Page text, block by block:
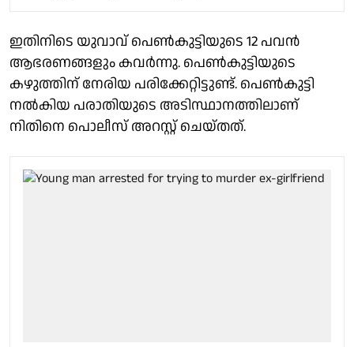
ഇതിനിടെ യുവാവ് പെൺകുട്ടിയുടെ 12 പവൻ
ആഭരണങ്ങളും കവർന്നു. പെൺകുട്ടിയുടെ
കഴുത്തിന് നേരിയ പരിക്കേറ്റിട്ടുണ്ട്. പെണ്‍കുട്ടി
നല്‍കിയ പരാതിയുടെ അടിസ്ഥാനത്തിലാണ്
നിതിനെ പൊലീസ് അറസ്റ്റ് ചെയ്തത്.